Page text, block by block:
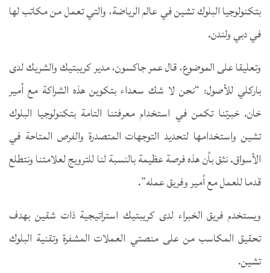
بتكنولوجيا البلوك تشين في عالم الرياضة، والتي تعمل من مكاتب لها
في دبي ولندن.
وتعليقا على الموضوع، قال عمر جاكسون، مدير كريبتيك والشريك لدى
باركلي للأصول: “نحن لا شك سعداء بتكوين هذه الشراكة مع أمير
خان. خبرتنا تكمن في استخدام معرفتنا التامة بتكنولوجيا البلوك
تشين واستخدامها لتحديد التوجهات المتصدرة والفرص المتاحة في
الأسواق. نثق بأن هذه فرصة عظيمة بالنسبة لنا للترويج لعلامتنا ونتطلع
قدما للعمل مع أمير وفريق عمله”.
ويستخدم فريق الخبراء لدى كريبتيك استراتيجية ذات شقين بهدف
تحقيق المكاسب من على منصتي العملات المشفرة وتقنية البلوك
تشين.